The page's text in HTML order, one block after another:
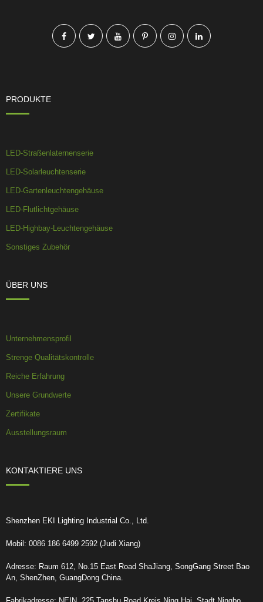
PRODUKTE
LED-Straßenlaternenserie
LED-Solarleuchtenserie
LED-Gartenleuchtengehäuse
LED-Flutlichtgehäuse
LED-Highbay-Leuchtengehäuse
Sonstiges Zubehör
ÜBER UNS
Unternehmensprofil
Strenge Qualitätskontrolle
Reiche Erfahrung
Unsere Grundwerte
Zertifikate
Ausstellungsraum
KONTAKTIERE UNS
Shenzhen EKI Lighting Industrial Co., Ltd.
Mobil: 0086 186 6499 2592 (Judi Xiang)
Adresse: Raum 612, No.15 East Road ShaJiang, SongGang Street Bao
An, ShenZhen, GuangDong China.